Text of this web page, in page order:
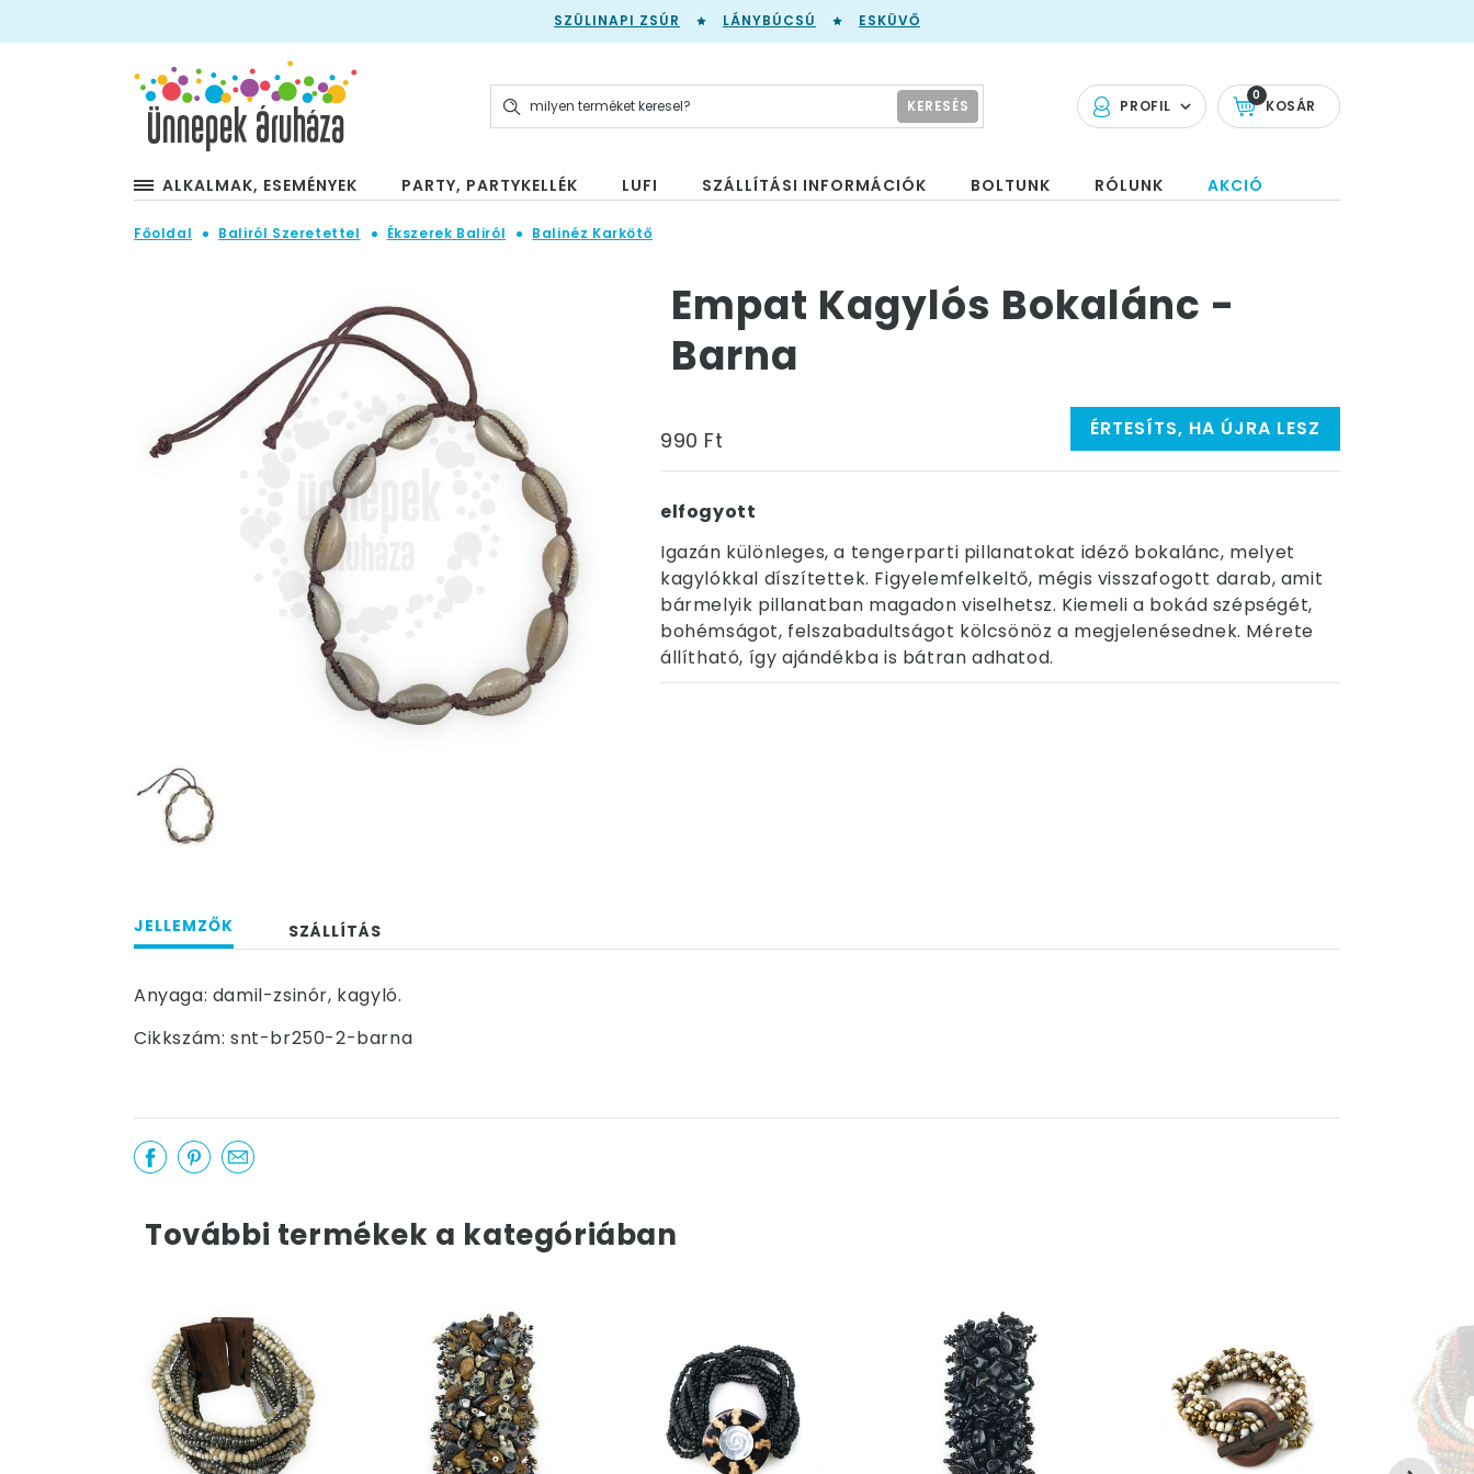
SZÜLINAPI ZSÚR LÁNYBÚCSÚ ESKÜVŐ
PROFIL KOSÁR
0
KERESÉS
ALKALMAK, ESEMÉNYEK PARTY, PARTYKELLÉK LUFI SZÁLLÍTÁSI INFORMÁCIÓK BOLTUNK RÓLUNK AKCIÓ
Főoldal Baliról Szeretettel Ékszerek Baliról Balinéz Karkötő
Empat Kagylós Bokalánc -
Barna
990 Ft ÉRTESÍTS, HA ÚJRA LESZ
elfogyott
Igazán különleges, a tengerparti pillanatokat idéző bokalánc, melyet
kagylókkal díszítettek. Figyelemfelkeltő, mégis visszafogott darab, amit
bármelyik pillanatban magadon viselhetsz. Kiemeli a bokád szépségét,
bohémságot, felszabadultságot kölcsönöz a megjelenésednek. Mérete
állítható, így ajándékba is bátran adhatod.
JELLEMZŐK SZÁLLÍTÁS
Anyaga: damil-zsinór, kagyló.
Cikkszám: snt-br250-2-barna
További termékek a kategóriában